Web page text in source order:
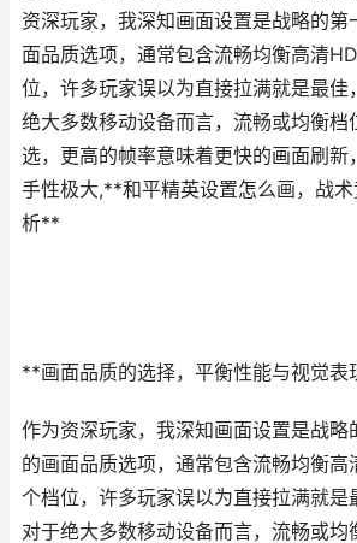
资深玩家，我深知画面设置是战略的第
面品质选项，通常包含流畅均衡高清
位，许多玩家误以为直接拉满就是最佳
绝大多数移动设备而言，流畅或均衡档
选，更高的帧率意味着更快的画面刷新
手性极大,**和平精英设置怎么画，战
析**
**画面品质的选择，平衡性能与视觉表
作为资深玩家，我深知画面设置是战略
的画面品质选项，通常包含流畅均衡高
个档位，许多玩家误以为直接拉满就是
对于绝大多数移动设备而言，流畅或均